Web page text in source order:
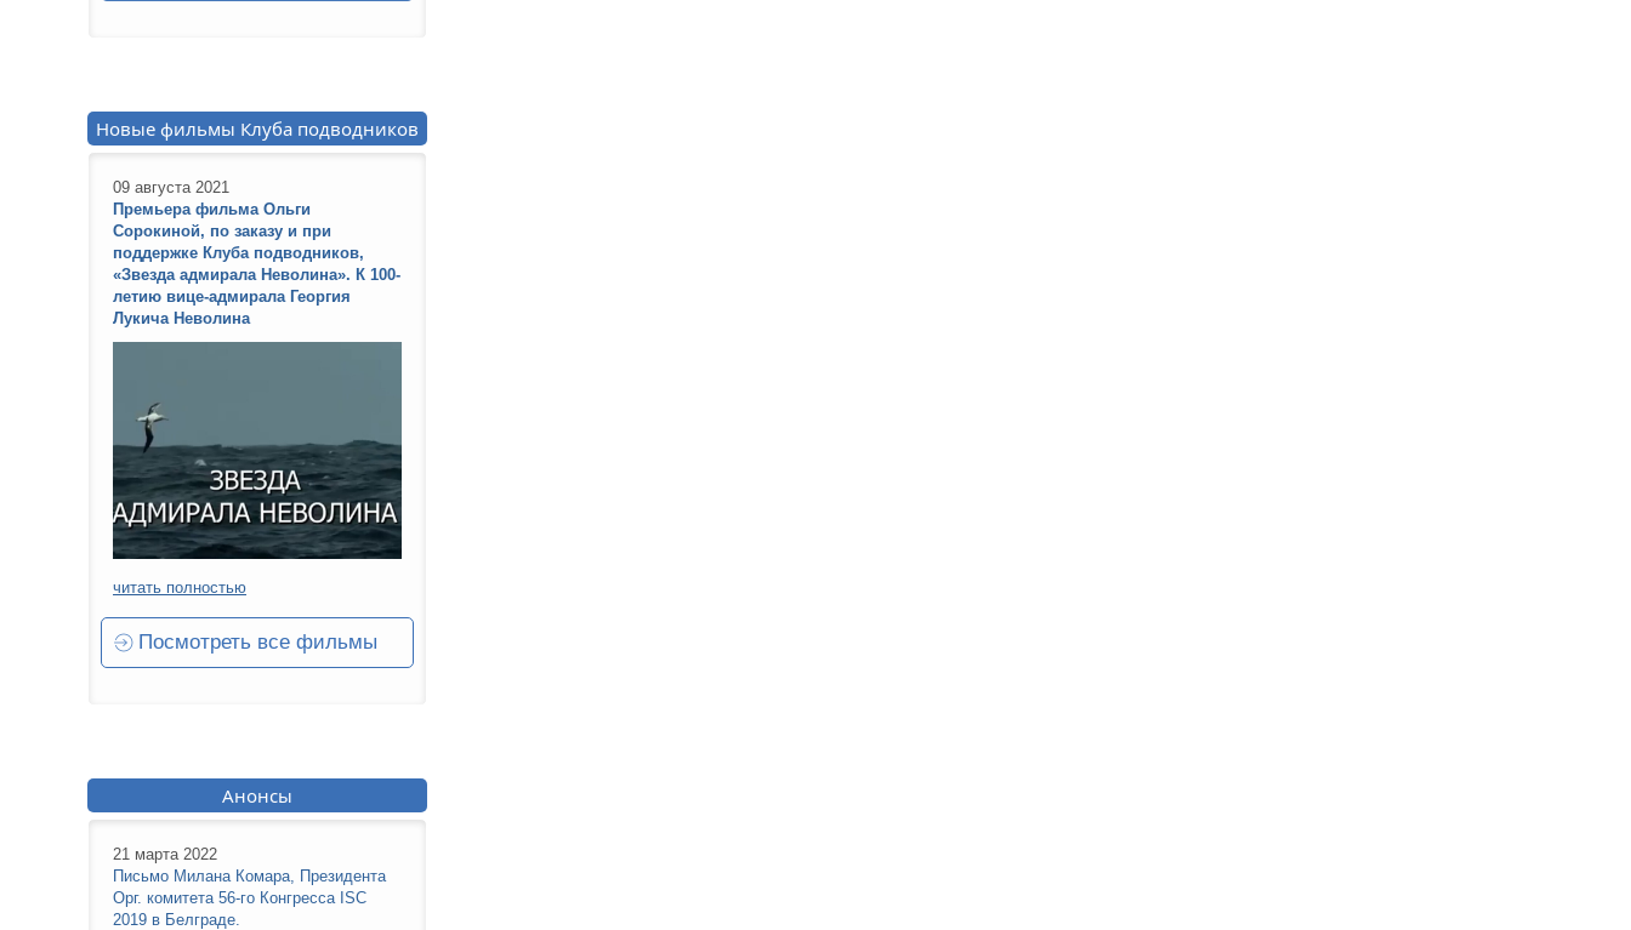
Новые фильмы Клуба подводников
09 августа 2021
Премьера фильма Ольги
Сорокиной, по заказу и при
поддержке Клуба подводников,
«Звезда адмирала Неволина». К 100-
летию вице-адмирала Георгия
Лукича Неволина
читать полностью
Посмотреть все фильмы
Анонсы
21 марта 2022
Письмо Милана Комара, Президента
Орг. комитета 56-го Конгресса ISC
2019 в Белграде.